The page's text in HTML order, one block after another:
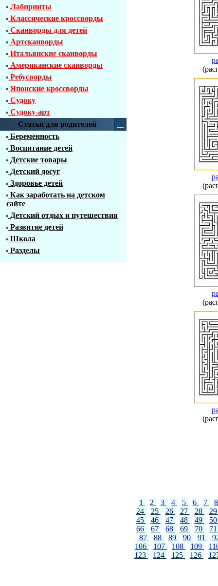
Лабиринты
Классические кроссворды
Сканворды для детей
Артсканворды
Итальянские сканворды
Американские сканворды
Ребусворды
Японские кроссворды
Судоку
Судоку-арт
Статьи для родителей
Беременность
Воспитание детей
Детские товары
Детский досуг
Здоровье детей
Как заработать на детском
сайте
Детский отдых и путешествия
Развитие детей
Школа
Разделы
1 2 3 4 5 6 7
24
25 26 27 28
45
46 47 48 49
66
67 68 69 70
87
88 89 90 91
106
107 108 109
123
124 125 126